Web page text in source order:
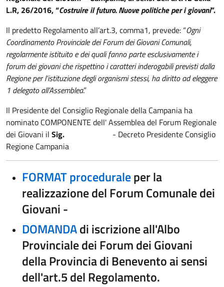
L.R, 26/2016, “Costruire il futuro. Nuove politiche per i giovani”.
Il predetto Regolamento all’art.3, comma1, prevede: “Ogni
Coordinamento Provinciale dei Forum dei Giovani Comunali,
regolarmente istituito e dei quali fanno parte esclusivamente i
forum dei giovani che rispettino i caratteri inderogabili previsti dalla
Regione per l’istituzione degli organismi stessi, ha diritto ad eleggere
1 delegato all’Assemblea.”
Il Presidente del Consiglio Regionale della Campania ha
nominato COMPONENTE dell' Assemblea del Forum Regionale
dei Giovani il Sig. - Decreto Presidente Consiglio
Regione Campania
FORMAT proceduraleper la
realizzazione del Forum Comunale dei
Giovani -
DOMANDAdi iscrizione all'Albo
Provinciale dei Forum dei Giovani
della Provincia di Benevento ai sensi
dell'art.5 del Regolamento.